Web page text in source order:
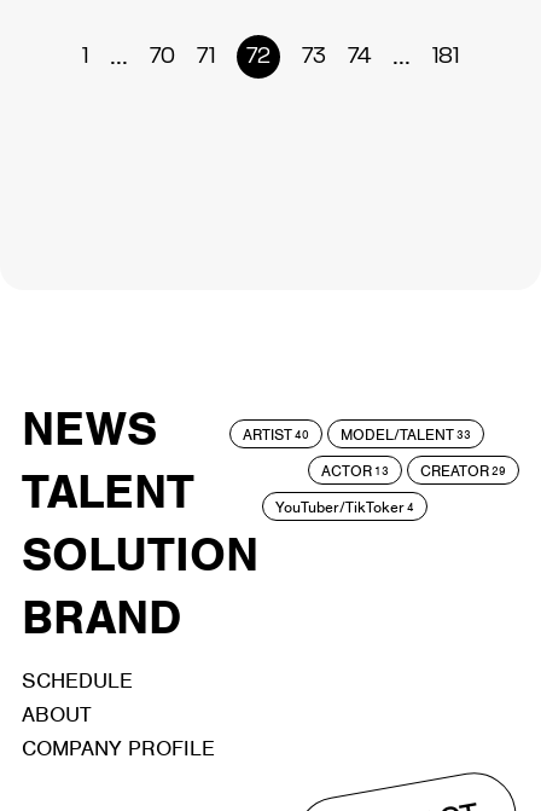
1 ... 70 71 72 73 74 ... 181
NEWS
TALENT
SOLUTION
BRAND
ARTIST40 MODEL/TALENT33
ACTOR 13 CREATOR29
YouTuber/TikToker4
SCHEDULE
ABOUT
COMPANY PROFILE